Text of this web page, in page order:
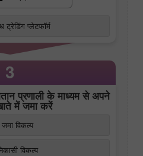
ट्रेडिंग प्लेटफॉर्म
3
प्रणाली के माध्यम से अपने
में जमा करें
विकल्प
विकल्प